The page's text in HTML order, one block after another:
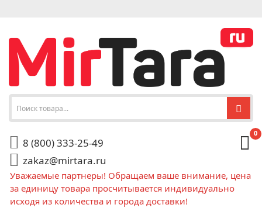
8 (800) 333-25-49
zakaz@mirtara.ru
0
Уважаемые партнеры! Обращаем ваше внимание, цена
за единицу товара просчитывается индивидуально
исходя из количества и города доставки!